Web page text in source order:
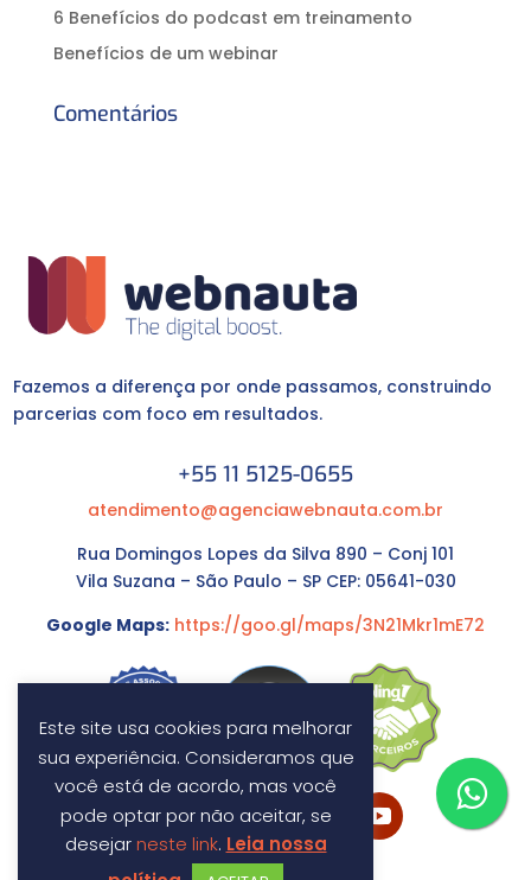
6 Benefícios do podcast em treinamento
Benefícios de um webinar
Comentários
Fazemos a diferença por onde passamos, construindo
parcerias com foco em resultados.
+55 11 5125-0655
atendimento@agenciawebnauta.com.br
Rua Domingos Lopes da Silva 890 – Conj 101
Vila Suzana – São Paulo – SP CEP: 05641-030
Google Maps: https://goo.gl/maps/3N21Mkr1mE72
Este site usa cookies para melhorar
sua experiência. Consideramos que
você está de acordo, mas você
pode optar por não aceitar, se
desejarneste link. Leia nossa